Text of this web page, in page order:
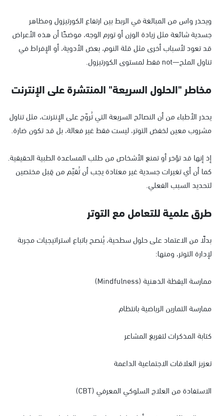
ويحذر واس من المبالغة في الربط بين ارتفاع الكورتيزول ومظاهر
جسدية شائعة مثل زيادة الوزن أو تورم الوجه، موضحًا أن هذه الأعراض
قد تعود لأسباب أخرى مثل قلة النوم، بعض الأدوية، أو الإفراط في
تناول الملح—not فقط لمستوى الكورتيزول.
مخاطر "الحلول السريعة" المنتشرة على الإنترنت
يحذر الأطباء من أن النصائح السريعة التي تُروّج على الإنترنت، مثل تناول
مشروب معين لخفض التوتر، ليست فقط غير فعالة، بل قد تكون ضارة.
إذ إنها قد تؤخر أو تمنع الأشخاص من طلب المساعدة الطبية الحقيقية.
كما أن أي تغيرات جسدية غير معتادة يجب أن تُقيّم من قِبل مختصين
لتحديد السبب الفعلي.
طرق علمية للتعامل مع التوتر
بدلًا من الاعتماد على حلول سطحية، يُنصح باتباع استراتيجيات مجربة
لإدارة التوتر، ومنها:
ممارسة اليقظة الذهنية (Mindfulness)
ممارسة التمارين الرياضية بانتظام
كتابة المذكرات لتفريغ المشاعر
تعزيز العلاقات الاجتماعية الداعمة
الاستفادة من العلاج السلوكي المعرفي (CBT)